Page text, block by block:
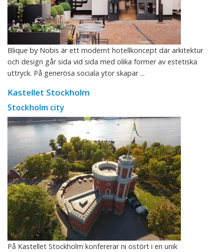
Blique by Nobis är ett modernt hotellkoncept där arkitektur
och design går sida vid sida med olika former av estetiska
uttryck. På generösa sociala ytor skapar ...
Kastellet Stockholm
Stockholm city
På Kastellet Stockholm konfererar ni ostört i en unik